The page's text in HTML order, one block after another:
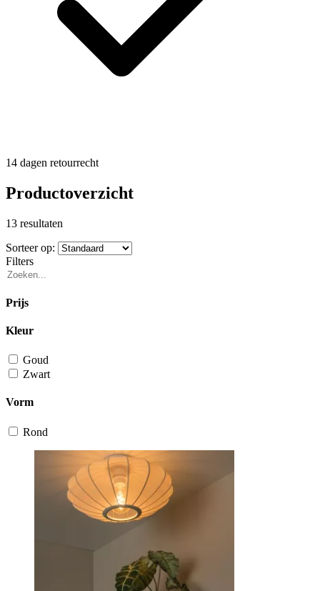
14 dagen retourrecht
Productoverzicht
13 resultaten
Sorteer op:
Filters
Prijs
Kleur
Goud
Zwart
Vorm
Rond